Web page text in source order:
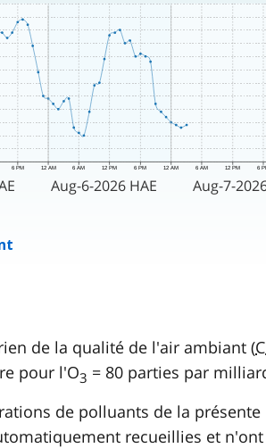
de la qualité de l'air ambiant (
pour l'O3 = 80 parties par
de polluants de la présente
recueillies et